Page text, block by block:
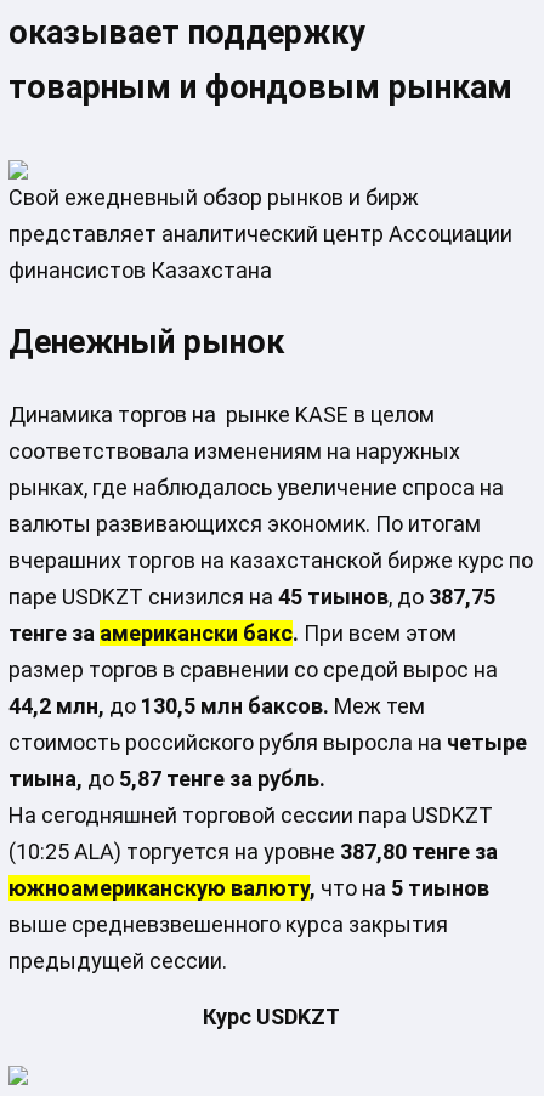
оказывает поддержку
товарным и фондовым рынкам
Свой ежедневный обзор рынков и бирж
представляет аналитический центр Ассоциации
финансистов Казахстана
Денежный рынок
Динамика торгов на рынке KASE в целом
соответствовала изменениям на наружных
рынках, где наблюдалось увеличение спроса на
валюты развивающихся экономик. По итогам
вчерашних торгов на казахстанской бирже курс по
паре USDKZT снизился на 45 тиынов, до 387,75
тенге за американски бакс. При всем этом
размер торгов в сравнении со средой вырос на
44,2 млн, до 130,5 млн баксов. Меж тем
стоимость российского рубля выросла на четыре
тиына, до 5,87 тенге за рубль.
На сегодняшней торговой сессии пара USDKZT
(10:25 ALA) торгуется на уровне 387,80 тенге за
южноамериканскую валюту, что на 5 тиынов
выше средневзвешенного курса закрытия
предыдущей сессии.
Курс USDKZT